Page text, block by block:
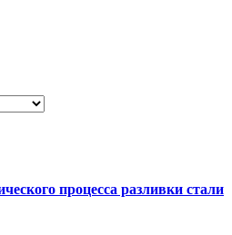
процесса разливки стали